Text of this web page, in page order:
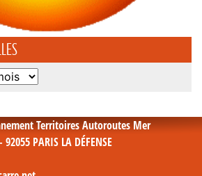
Territoires Autoroutes Mer
PARIS LA DÉFENSE